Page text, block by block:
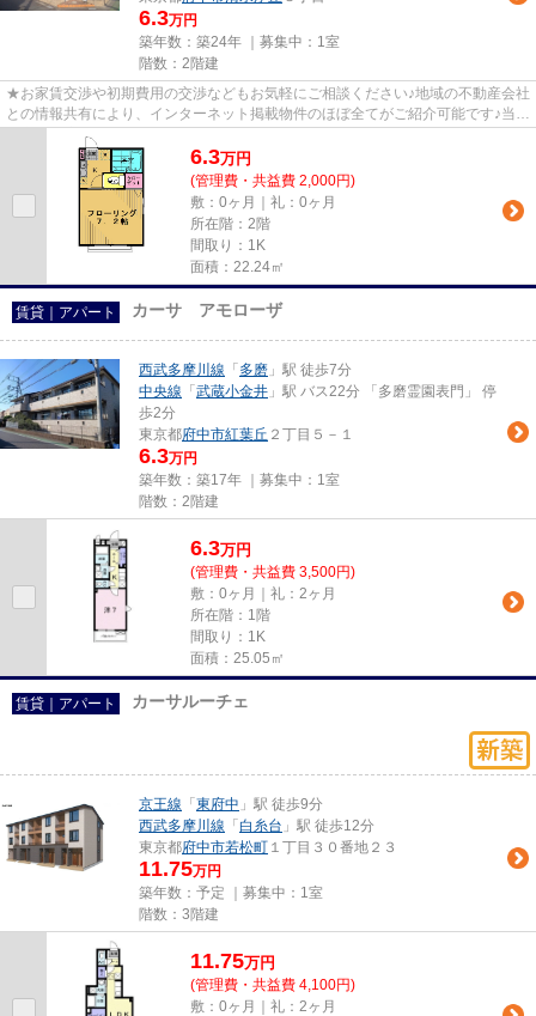
6.3万円
築年数：築24年 ｜募集中： 1室
階数：2階建
★お家賃交渉や初期費用の交渉などもお気軽にご相談ください♪地域の不動産会社
との情報共有により、インターネット掲載物件のほぼ全てがご紹介可能です♪当店
は京王線府中駅徒歩３０秒☆...
6.3万円
(管理費・共益費 2,000円)
敷：0ヶ月｜礼：0ヶ月
所在階：2階
間取り：1K
面積：22.24㎡
賃貸｜アパート カーサ アモローザ
西武多摩川線 「 多磨 」駅 徒歩7分
中央線 「 武蔵小金井 」駅 バス22分 「多磨霊園表門」 停
歩2分
東京都府中市紅葉丘 ２丁目５－１
6.3万円
築年数：築17年 ｜募集中： 1室
階数：2階建
6.3万円
(管理費・共益費 3,500円)
敷：0ヶ月｜礼：2ヶ月
所在階：1階
間取り：1K
面積：25.05㎡
賃貸｜アパート カーサルーチェ
京王線 「 東府中 」駅 徒歩9分
西武多摩川線 「 白糸台 」駅 徒歩12分
東京都府中市若松町 １丁目３０番地２３
11.75万円
築年数：予定 ｜募集中： 1室
階数：3階建
11.75万円
(管理費・共益費 4,100円)
敷：0ヶ月｜礼：2ヶ月